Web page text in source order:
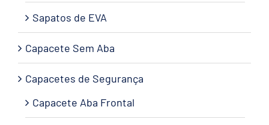
Sapatos de EVA
Capacete Sem Aba
Capacetes de Segurança
Capacete Aba Frontal